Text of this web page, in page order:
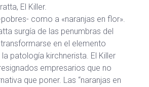
El Killer.
como a «naranjas en flor».
surgía de las penumbras del
en el elemento
patología kirchnerista. El Killer
empresarios que no
que poner. Las “naranjas en